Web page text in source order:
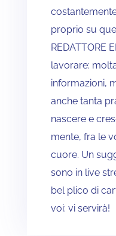
proprio su
REDATTORE
lavorare:
informazioni,
anche tanta
nascere e
mente, fra le
cuore. Un
sono in live
bel plico di
voi: vi servirà!